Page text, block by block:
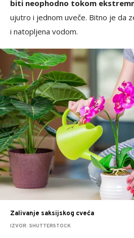
biti neophodno tokom
ujutro i jednom uveče. Bitno je da
i natopljena vodom.
Zalivanje saksijskog cveća
IZVOR: SHUTTERSTOCK